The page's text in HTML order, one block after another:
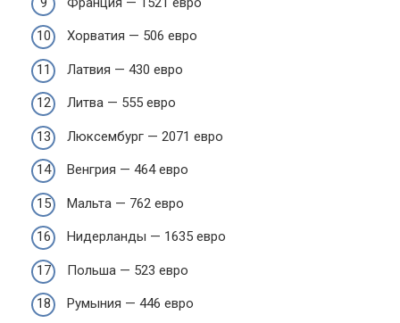
Хорватия — 506 евро
Латвия — 430 евро
Литва — 555 евро
Люксембург — 2071 евро
Венгрия — 464 евро
Мальта — 762 евро
Нидерланды — 1635 евро
Польша — 523 евро
Румыния — 446 евро